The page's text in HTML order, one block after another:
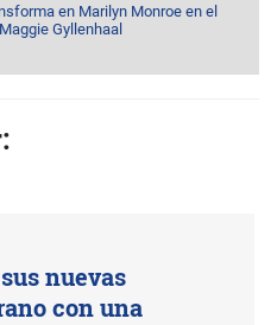
en Marilyn Monroe en el
Gyllenhaal
nuevas
con una